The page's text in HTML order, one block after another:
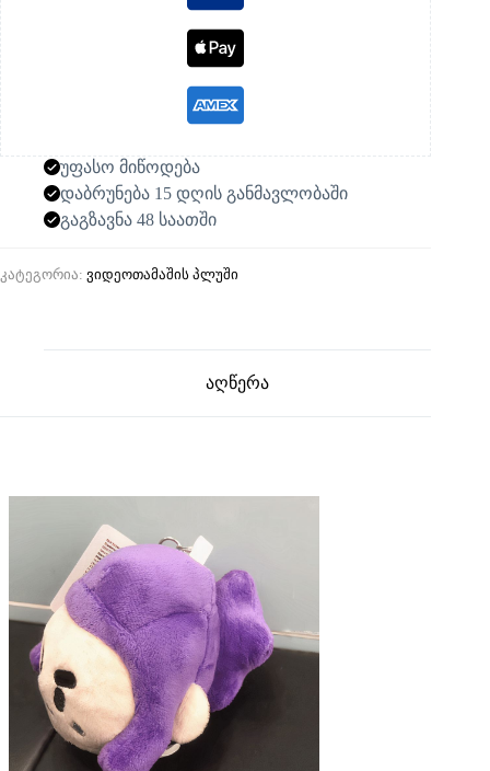
უფასო მიწოდება
დაბრუნება 15 დღის განმავლობაში
გაგზავნა 48 საათში
კატეგორია: ვიდეოთამაშის პლუში
აღწერა